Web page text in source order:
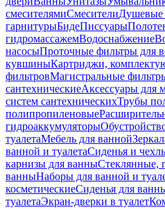
смесителямиСмесителиДушевые
гарнитурыБидеПиссуары
гидромассажемВодоснабжение
насосыПроточные фильтры для
кувшиныКартриджи,
фильтровМагистральные
сантехническиеАксессуары для
систем сантехническихТрубы
полипропиленовые
гидроаккумуляторы
туалетаМебель для ванной
ванной и туалетаСиденья и
карнизы для ванныСтеклянные,
ванныНаборы для ванной и
косметическиеСиденья для
туалетаЭкран-дверки в туалет